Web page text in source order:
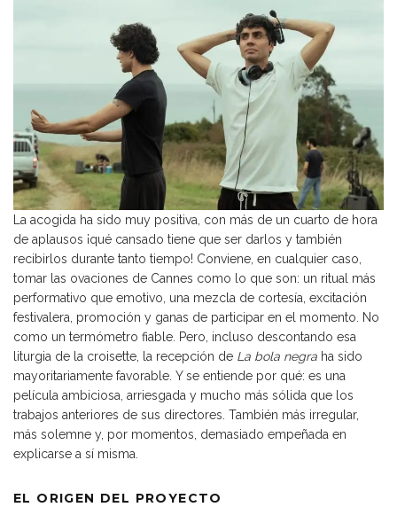
La acogida ha sido muy positiva, con más de un cuarto de hora
de aplausos ¡qué cansado tiene que ser darlos y también
recibirlos durante tanto tiempo! Conviene, en cualquier caso,
tomar las ovaciones de Cannes como lo que son: un ritual más
performativo que emotivo, una mezcla de cortesía, excitación
festivalera, promoción y ganas de participar en el momento. No
como un termómetro fiable. Pero, incluso descontando esa
liturgia de la croisette, la recepción de La bola negra ha sido
mayoritariamente favorable. Y se entiende por qué: es una
película ambiciosa, arriesgada y mucho más sólida que los
trabajos anteriores de sus directores. También más irregular,
más solemne y, por momentos, demasiado empeñada en
explicarse a sí misma.
EL ORIGEN DEL PROYECTO